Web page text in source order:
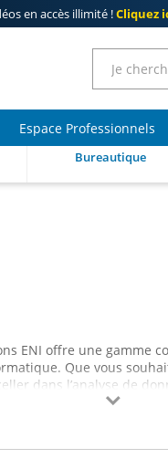
en accès illimité !Cliquez
Espace Professionnels
Bureautique
ENI offre une gamme
Que vous
dans l’analyse de
